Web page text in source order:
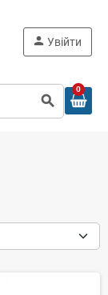
search
person Увійти
0